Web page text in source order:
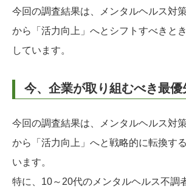
今回の調査結果は、メンタルヘルス対
から「活力向上」へとシフトすべきと
しています。
今、企業が取り組むべき最優
今回の調査結果は、メンタルヘルス対
から「活力向上」へと戦略的に転換す
います。
特に、10～20代のメンタルヘルス不調